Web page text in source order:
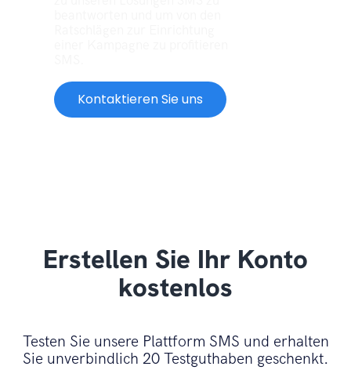
Kontaktieren Sie uns
Erstellen Sie Ihr Konto
kostenlos
Testen Sie unsere Plattform SMS und erhalten
Sie unverbindlich 20 Testguthaben geschenkt.